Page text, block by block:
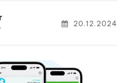
20.12.2024